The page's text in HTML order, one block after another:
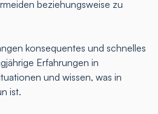
beziehungsweise zu
konsequentes und schnelles
Erfahrungen in
und wissen, was in
ist.